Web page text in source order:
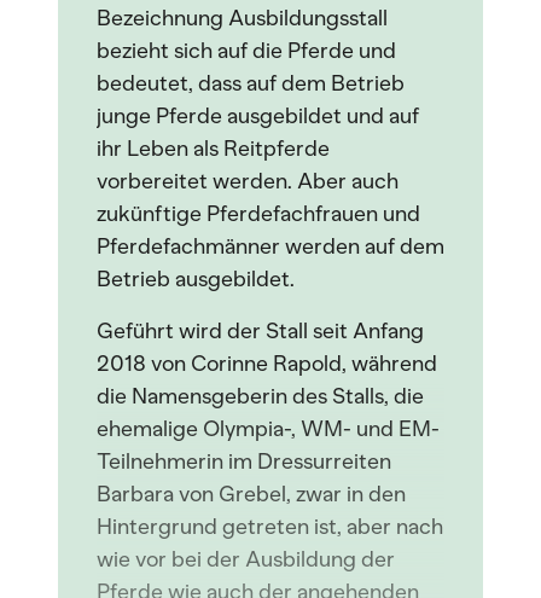
Bezeichnung Ausbildungsstall
bezieht sich auf die Pferde und
bedeutet, dass auf dem Betrieb
junge Pferde ausgebildet und auf
ihr Leben als Reitpferde
vorbereitet werden. Aber auch
zukünftige Pferdefachfrauen und
Pferdefachmänner werden auf dem
Betrieb ausgebildet.
Geführt wird der Stall seit Anfang
2018 von Corinne Rapold, während
die Namensgeberin des Stalls, die
ehemalige Olympia-, WM- und EM-
Teilnehmerin im Dressurreiten
Barbara von Grebel, zwar in den
Hintergrund getreten ist, aber nach
wie vor bei der Ausbildung der
Pferde wie auch der angehenden